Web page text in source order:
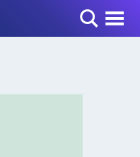
Toggle Menu